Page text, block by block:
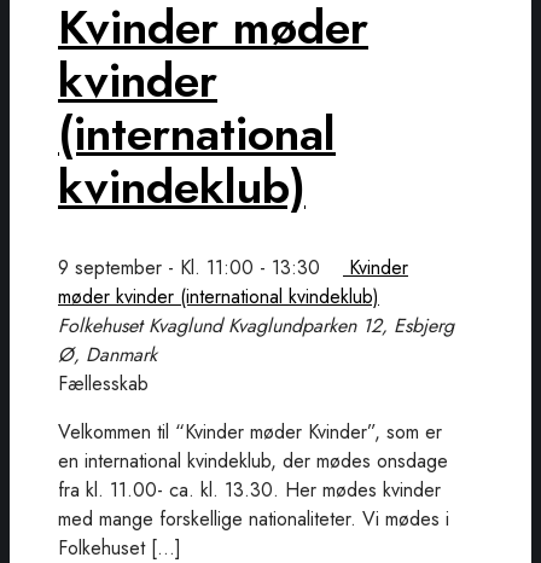
Kvinder møder
kvinder
(international
kvindeklub)
9 september - Kl. 11:00 - 13:30
Kvinder
møder kvinder (international kvindeklub)
Folkehuset KvaglundKvaglundparken 12, Esbjerg
Ø, Danmark
Fællesskab
Velkommen til “Kvinder møder Kvinder”, som er
en international kvindeklub, der mødes onsdage
fra kl. 11.00- ca. kl. 13.30. Her mødes kvinder
med mange forskellige nationaliteter. Vi mødes i
Folkehuset […]